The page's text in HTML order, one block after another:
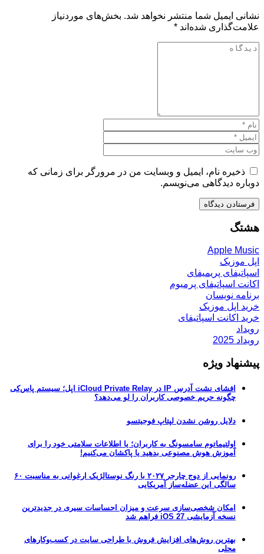
نشانی ایمیل شما منتشر نخواهد شد. بخش‌های موردنیاز
علامت‌گذاری شده‌اند *
ذخیره نام، ایمیل و وبسایت من در مرورگر برای زمانی که
دوباره دیدگاهی می‌نویسم.
هشتگ
Apple Music
اپل موزیک
اسپاتیفای پریمیفای
اکانت اسپاتیفای پرمیوم
برنامه نویسان
خرید اپل موزیک
خرید اکانت اسپاتیفای
رویداد
رویداد 2025
پیشنهاد ویژه
افشای نشت آدرس IP در iCloud Private Relay اپل؛ سیستم پاس‌کی
چگونه حریم خصوصی کاربران را لو می‌دهد؟
دلایل روشن نشدن لپتاپ فوجیتسو
اولتیماتوم سامسونگ به کاربران؛ یا اطلاعات سلامتی خود را برای
آموزش هوش مصنوعی بدهید یا پاکشان می‌کنیم!
رونمایی از دوج چارجر ۲۰۲۷ با رنگ نوستالژیک ارغوانی به مناسبت ۶۰
سالگی این عضله‌ساز آمریکایی
امکان شخصی‌سازی سرعت و میزان احساسات سیری در جدیدترین
نسخه آزمایشی iOS 27 فراهم شد
بهترین روش‌های افزایش فروش با طراحی سایت در کسب‌وکارهای
محلی